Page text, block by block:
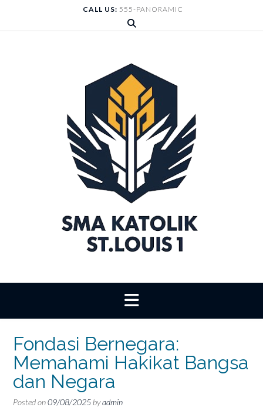
content
CALL US: 555-PANORAMIC
Fondasi Bernegara:
Memahami Hakikat Bangsa
dan Negara
Posted on09/08/2025 byadmin